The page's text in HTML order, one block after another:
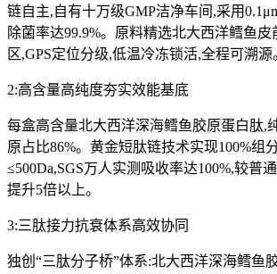
链自主,自有十万级GMP洁净车间,采用
除菌率达99.9%。原料精选北大西洋鳕鱼皮
区,GPS定位分级,低温冷冻锁活,全程可溯源
2:高含量高纯度夯实效能基底
每盒高含量北大西洋深海鳕鱼胶原蛋白肽,
原占比86%。黄金短肽链技术实现100%组
≤500Da,SGS万人实测吸收率达100%,较普
提升5倍以上。
3:三肽接力抗衰体系高效协同
独创“三肽分子桥”体系:北大西洋深海鳕鱼